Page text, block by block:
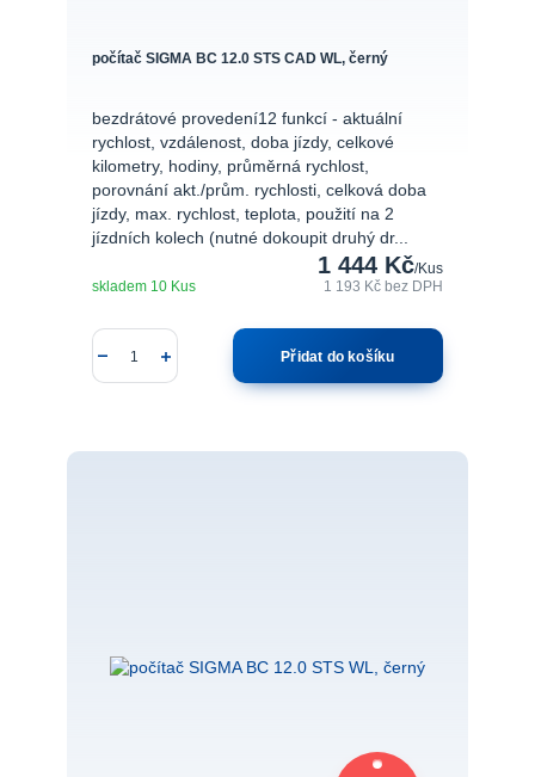
počítač SIGMA BC 12.0 STS CAD WL, černý
bezdrátové provedení12 funkcí - aktuální
rychlost, vzdálenost, doba jízdy, celkové
kilometry, hodiny, průměrná rychlost,
porovnání akt./prům. rychlosti, celková doba
jízdy, max. rychlost, teplota, použití na 2
jízdních kolech (nutné dokoupit druhý dr...
1 444 Kč/Kus
1 193 Kč bez DPH
skladem 10 Kus
Přidat do košíku